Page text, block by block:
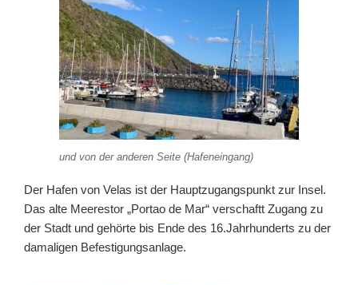
und von der anderen Seite (Hafeneingang)
Der Hafen von Velas ist der Hauptzugangspunkt zur Insel.
Das alte Meerestor „Portao de Mar“ verschaftt Zugang zu
der Stadt und gehörte bis Ende des 16.Jahrhunderts zu der
damaligen Befestigungsanlage.